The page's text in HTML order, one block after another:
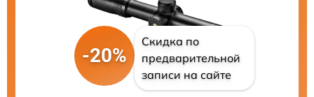
-20%
Скидка по
предварительной
записи на сайте